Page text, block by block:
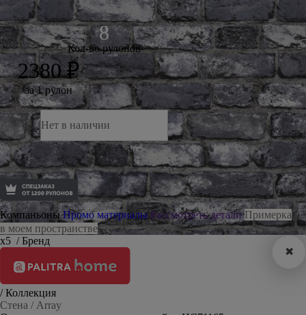
Кол-во рулонов
2380 ₽
за 1 рулон
Нет в наличии
Компаньоны Промо материалы Рассмотреть детали Примерка
в моем пространстве
х5
✖
/ Бренд
/ Коллекция
Стена / Array